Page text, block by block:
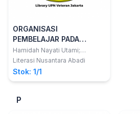
ORGANISASI
PEMBELAJAR PADA
SEKTOR BISNIS
Hamidah Nayati Utami;
Rachmatullah Adicahya
Literasi Nusantara Abadi
Stok: 1/1
P